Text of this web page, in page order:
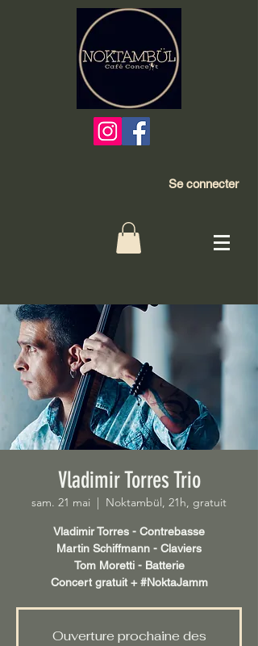
Se connecter
Vladimir Torres Trio
sam. 21 mai Noktambül, 21h, gratuit
Vladimir Torres - Contrebasse
Martin Schiffmann - Claviers
Tom Moretti - Batterie
Concert gratuit + #NoktaJamm
Ouverture prochaine des